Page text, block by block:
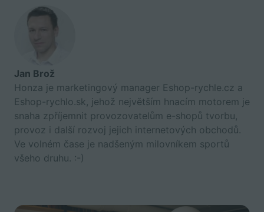
Jan Brož
Honza je marketingový manager Eshop-rychle.cz a
Eshop-rychlo.sk, jehož největším hnacím motorem je
snaha zpříjemnit provozovatelům e-shopů tvorbu,
provoz i další rozvoj jejich internetových obchodů.
Ve volném čase je nadšeným milovníkem sportů
všeho druhu. :-)